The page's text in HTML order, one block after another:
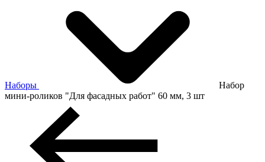
Наборы
Набор
мини-роликов "Для фасадных работ" 60 мм, 3 шт